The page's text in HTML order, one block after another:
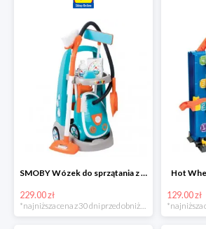
SMOBY Wózek do sprzątania z odkurzaczem
229.00 zł
Hot
129.00 zł